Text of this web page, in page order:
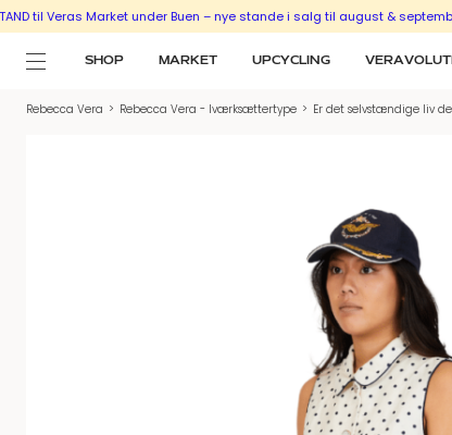
til Veras Market under Buen – nye stande i salg til august & september
SHOP MARKET UPCYCLING
Rebecca Vera > Rebecca Vera - Iværksættertype > Er det selvstændige liv